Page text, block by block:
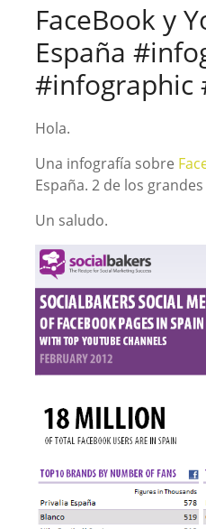
FaceBook y
España
#infographic
Hola.
Una infografía sobre
España. 2 de los
Un saludo.